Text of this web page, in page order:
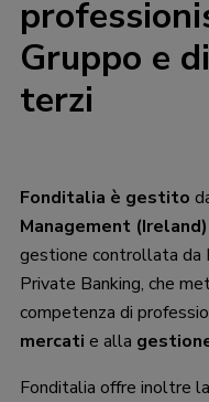
Gruppo e
terzi
Fonditalia è gestito
Management
gestione controllata da
Private Banking, che
competenza di
mercati e alla
Fonditalia offre inoltre